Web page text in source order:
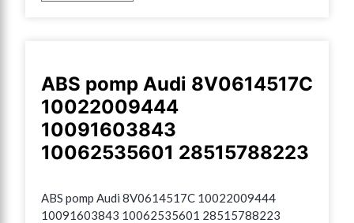
ABS pomp Audi 8V0614517C
10022009444
10091603843
10062535601 28515788223
ABS pomp Audi 8V0614517C 10022009444
10091603843 10062535601 28515788223